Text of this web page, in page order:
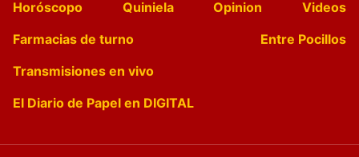
Horóscopo
Quiniela Opinion
Videos
Farmacias de turno
Entre Pocillos
Transmisiones en vivo
El Diario de Papel en DIGITAL